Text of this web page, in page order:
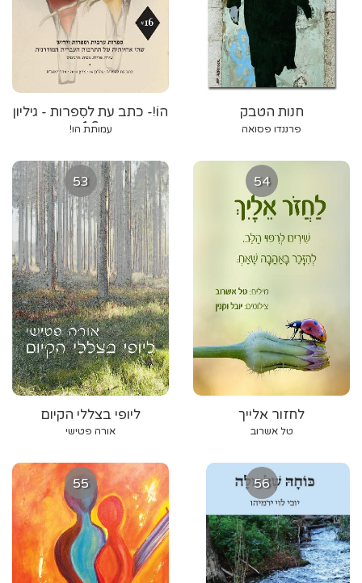
הוֹ!- כתב עת לסִפרות - גיליון
16
עמותת הו!
חנות הטבק
פרננדו פסואה
53
ליופי בצללי הקיום
אורה פטישי
54
לחזור אלייך
טל אשרוב
55 56